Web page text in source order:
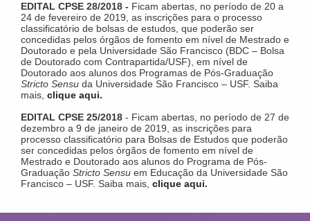
EDITAL CPSE 28/2018 - Ficam abertas, no período de 20 a
24 de fevereiro de 2019, as inscrições para o processo
classificatório de bolsas de estudos, que poderão ser
concedidas pelos órgãos de fomento em nível de Mestrado e
Doutorado e pela Universidade São Francisco (BDC – Bolsa
de Doutorado com Contrapartida/USF), em nível de
Doutorado aos alunos dos Programas de Pós-Graduação
Stricto Sensu da Universidade São Francisco – USF. Saiba
mais, clique aqui.
EDITAL CPSE 25/2018 - Ficam abertas, no período de 27 de
dezembro a 9 de janeiro de 2019, as inscrições para
processo classificatório para Bolsas de Estudos que poderão
ser concedidas pelos órgãos de fomento em nível de
Mestrado e Doutorado aos alunos do Programa de Pós-
Graduação Stricto Sensu em Educação da Universidade São
Francisco – USF. Saiba mais, clique aqui.